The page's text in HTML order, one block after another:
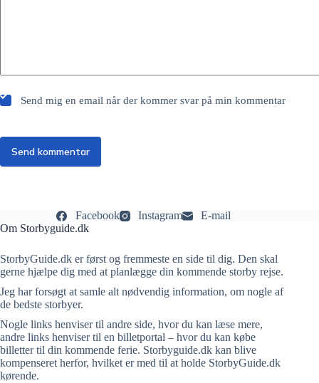
Send mig en email når der kommer svar på min kommentar
Send kommentar
Facebook Instagram
E-mail
Om Storbyguide.dk
StorbyGuide.dk er først og fremmeste en side til dig. Den skal
gerne hjælpe dig med at planlægge din kommende storby rejse.
Jeg har forsøgt at samle alt nødvendig information, om nogle af
de bedste storbyer.
Nogle links henviser til andre side, hvor du kan læse mere,
andre links henviser til en billetportal – hvor du kan købe
billetter til din kommende ferie. Storbyguide.dk kan blive
kompenseret herfor, hvilket er med til at holde StorbyGuide.dk
kørende.